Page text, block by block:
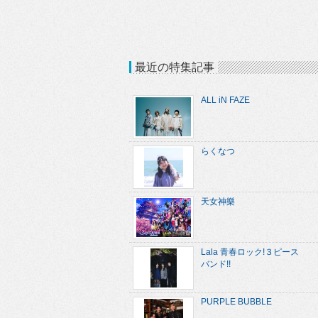
最近の特集記事
ALL iN FAZE
らくなつ
天女神樂
Lala 青春ロック!３ピース
バンド!!
PURPLE BUBBLE